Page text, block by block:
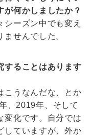
が何かしましたか？
ーズン中でも変え
せんでした。
することはあります
こうなんだな、とか
、2019年、そして
変化です。自分では
していますが、外か